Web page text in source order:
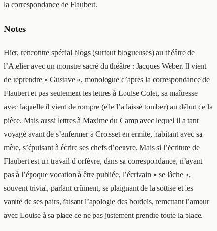
la correspondance de Flaubert.
Notes
Hier, rencontre spécial blogs (surtout blogueuses) au théâtre de
l’Atelier avec un monstre sacré du théâtre : Jacques Weber. Il vient
de reprendre « Gustave », monologue d’après la correspondance de
Flaubert et pas seulement les lettres à Louise Colet, sa maîtresse
avec laquelle il vient de rompre (elle l’a laissé tomber) au début de la
pièce. Mais aussi lettres à Maxime du Camp avec lequel il a tant
voyagé avant de s’enfermer à Croisset en ermite, habitant avec sa
mère, s’épuisant à écrire ses chefs d’oeuvre. Mais si l’écriture de
Flaubert est un travail d’orfèvre, dans sa correspondance, n’ayant
pas à l’époque vocation à être publiée, l’écrivain « se lâche »,
souvent trivial, parlant crûment, se plaignant de la sottise et les
vanité de ses pairs, faisant l’apologie des bordels, remettant l’amour
avec Louise à sa place de ne pas justement prendre toute la place.